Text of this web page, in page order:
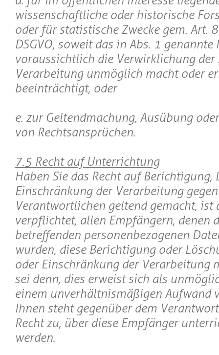
wissenschaftliche oder historische
oder für statistische Zwecke gem. Art.
DSGVO, soweit das in Abs. 1 genannte
voraussichtlich die Verwirklichung der
Verarbeitung unmöglich macht oder
beeinträchtigt, oder
e. zur Geltendmachung, Ausübung
von Rechtsansprüchen.
7.5 Recht auf Unterrichtung
Haben Sie das Recht auf Berichtigung,
Einschränkung der Verarbeitung
Verantwortlichen geltend gemacht, ist
verpflichtet, allen Empfängern, denen
betreffenden personenbezogenen
wurden, diese Berichtigung oder
oder Einschränkung der Verarbeitung
sei denn, dies erweist sich als
einem unverhältnismäßigen Aufwand
Ihnen steht gegenüber dem
Recht zu, über diese Empfänger
werden.